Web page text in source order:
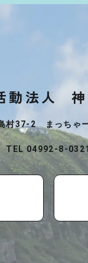
動法人
村37-2 まっちゃ
TEL 04992-8-0321